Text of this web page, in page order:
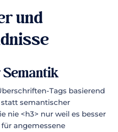
und
Tags basierend
semantischer
nie <h3> nur weil es besser
angemessene